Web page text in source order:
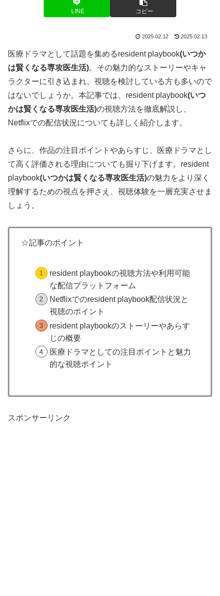
LINE コピー
2025.02.12 2025.02.13
医療ドラマとして話題を集めるresident playbook(いつか
は賢くなる専攻医生活)。その魅力的なストーリーやキャ
ラクターに引き込まれ、視聴を検討している方も多いので
はないでしょうか。本記事では、resident playbook(いつ
かは賢くなる専攻医生活)の視聴方法を徹底解説し、
Netflixでの配信状況についても詳しく紹介します。
さらに、作品の注目ポイントやあらすじ、医療ドラマとし
て高く評価される理由についても掘り下げます。resident
playbook(いつかは賢くなる専攻医生活)の魅力をより深く
理解するための視点を押さえ、視聴体験を一層充実させま
しょう。
☆記事のポイント
resident playbookの視聴方法や利用可能
な配信プラットフォーム
Netflixでのresident playbook配信状況と
視聴のポイント
resident playbookのストーリーやあらす
じの概要
医療ドラマとしての注目ポイントと魅力
的な視聴ポイント
スポンサーリンク